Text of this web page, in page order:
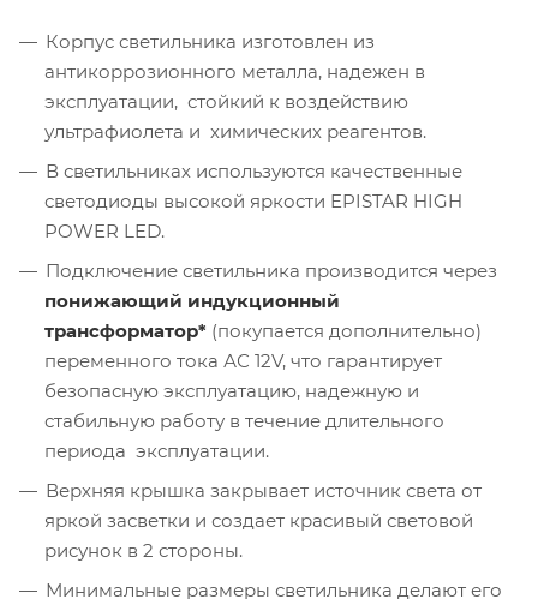
Корпус светильника изготовлен из
антикоррозионного металла, надежен в
эксплуатации, стойкий к воздействию
ультрафиолета и химических реагентов.
В светильниках используются качественные
светодиоды высокой яркости EPISTAR HIGH
POWER LED.
Подключение светильника производится через
понижающий индукционный
трансформатор* (покупается дополнительно)
переменного тока АС 12V, что гарантирует
безопасную эксплуатацию, надежную и
стабильную работу в течение длительного
периода эксплуатации.
Верхняя крышка закрывает источник света от
яркой засветки и создает красивый световой
рисунок в 2 стороны.
Минимальные размеры светильника делают его